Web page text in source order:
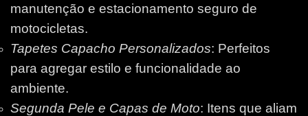
manutenção e estacionamento seguro de
motocicletas.
Tapetes Capacho Personalizados: Perfeitos
para agregar estilo e funcionalidade ao
ambiente.
Segunda Pele e Capas de Moto: Itens que aliam